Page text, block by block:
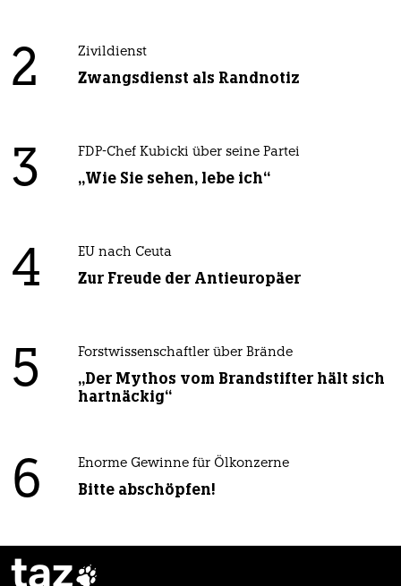
2 Zivildienst
Zwangsdienst als Randnotiz
3 FDP-Chef Kubicki über seine Partei
„Wie Sie sehen, lebe ich“
4 EU nach Ceuta
Zur Freude der Antieuropäer
5 Forstwissenschaftler über Brände
„Der Mythos vom Brandstifter hält sich
hartnäckig“
6 Enorme Gewinne für Ölkonzerne
Bitte abschöpfen!
taz